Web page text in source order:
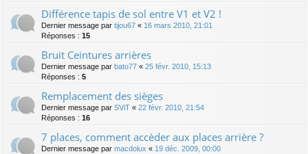
Différence tapis de sol entre V1 et V2 !
Dernier message par tijou67 « 16 mars 2010, 21:01
Réponses : 15
Bruit Ceintures arrières
Dernier message par bato77 « 25 févr. 2010, 15:13
Réponses : 5
Remplacement des sièges
Dernier message par SViT « 22 févr. 2010, 21:54
Réponses : 16
7 places, comment accèder aux places arrière ?
Dernier message par macdolux « 19 déc. 2009, 00:00